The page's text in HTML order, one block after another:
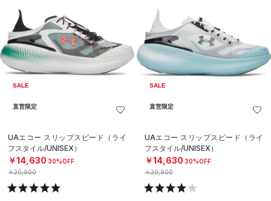
SALE
直営限定
UAエコー スリップスピード（ライ
フスタイル/UNISEX）
￥14,630 30%OFF
￥20,900
SALE
直営限定
UAエコー スリップスピード（ライ
フスタイル/UNISEX）
￥14,630 30%OFF
￥20,900